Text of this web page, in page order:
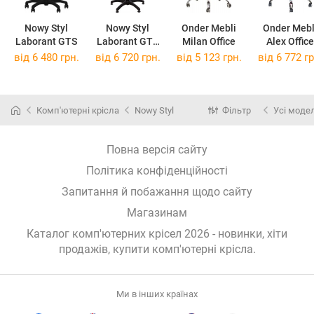
Nowy Styl
Laborant GTS
Nowy Styl
Laborant GTS
Ring Base
Onder Mebli
Milan Office
Onder
Alex Office
від 6 480 грн. від 6 720 грн. від 5 123 грн. від 6 772
Комп'ютерні крісла Nowy Styl Фільтр Усі
Повна версія сайту
Політика конфіденційності
Запитання й побажання щодо сайту
Магазинам
Каталог комп'ютерних крісел 2026 - новинки, хіти
продажів, купити комп'ютерні крісла.
Ми в інших країнах